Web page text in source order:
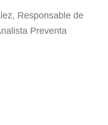
CLIENTES
Responsable de
Preventa